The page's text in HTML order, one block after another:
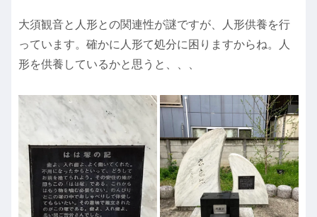
大須観音と人形との関連性が謎ですが、人形供養を行
っています。確かに人形て処分に困りますからね。人
形を供養しているかと思うと、、、